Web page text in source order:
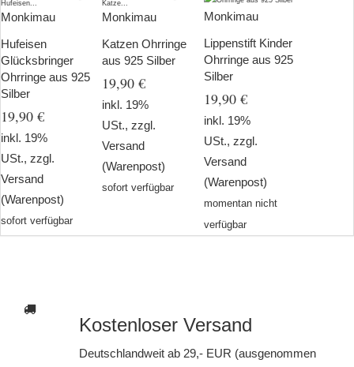
Monkimau
Hufeisen
Glücksbringer
Ohrringe aus 925
Silber
19,90 €
inkl. 19%
USt., zzgl.
Versand
(Warenpost)
sofort verfügbar
Monkimau
Katzen Ohrringe
aus 925 Silber
19,90 €
inkl. 19%
USt., zzgl.
Versand
(Warenpost)
sofort verfügbar
Monkimau
Lippenstift Kinder
Ohrringe aus 925
Silber
19,90 €
inkl. 19%
USt., zzgl.
Versand
(Warenpost)
momentan nicht
verfügbar
Kostenloser Versand
Deutschlandweit ab 29,- EUR (ausgenommen